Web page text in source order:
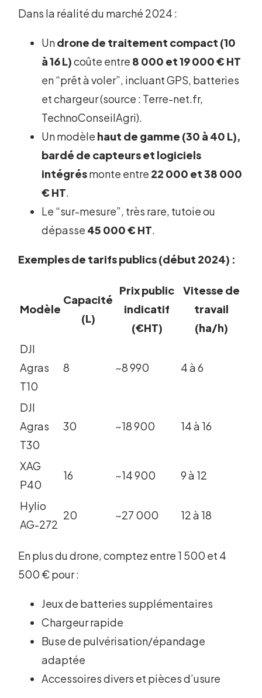
Dans la réalité du marché 2024 :
Undrone de traitement compact (10
à 16 L)coûte entre 8 000 et 19 000 € HT
en “prêt à voler”, incluant GPS, batteries
et chargeur (source : Terre-net.fr,
TechnoConseilAgri).
Un modèle haut de gamme (30 à 40 L),
bardé de capteurs et logiciels
intégrésmonte entre 22 000 et 38 000
€ HT.
Le “sur-mesure”, très rare, tutoie ou
dépasse 45 000 € HT.
Exemples de tarifs publics (début 2024) :
Modèle
Capacité
(L)
Prix public
indicatif
(€HT)
Vitesse de
travail
(ha/h)
DJI
Agras
T10
8 ~8 990 4 à 6
DJI
Agras
T30
30 ~18 900 14 à 16
XAG
P40
16 ~14 900 9 à 12
Hylio
AG-272
20 ~27 000 12 à 18
En plus du drone, comptez entre 1 500 et 4
500 € pour :
Jeux de batteries supplémentaires
Chargeur rapide
Buse de pulvérisation/épandage
adaptée
Accessoires divers et pièces d’usure